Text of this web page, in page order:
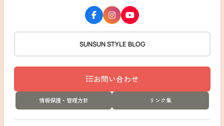
SUNSUN STYLE BLOG
お問い合わせ
情報保護・管理方針 リンク集